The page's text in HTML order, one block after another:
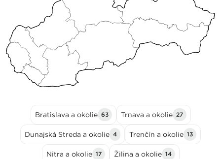
Bratislava a okolie 63 Trnava a okolie 27
Dunajská Streda a okolie 4 Trenčín a okolie 13
Nitra a okolie 17 Žilina a okolie 14